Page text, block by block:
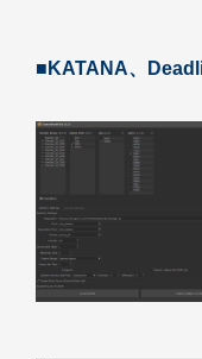
■KATANA、